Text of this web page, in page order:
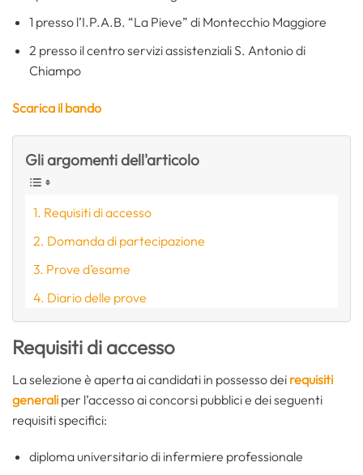
1 presso l’I.P.A.B. “La Pieve” di Montecchio Maggiore
2 presso il centro servizi assistenziali S. Antonio di
Chiampo
Scarica il bando
Gli argomenti dell'articolo
Requisiti di accesso
Domanda di partecipazione
Prove d’esame
Diario delle prove
Requisiti di accesso
La selezione è aperta ai candidati in possesso dei requisiti
generali per l’accesso ai concorsi pubblici e dei seguenti
requisiti specifici:
diploma universitario di infermiere professionale